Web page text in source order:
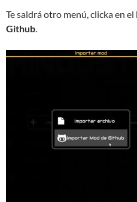
Te saldrá otro menú, clicka en
Github.